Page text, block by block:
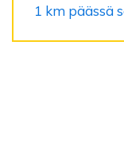
1 km päässä